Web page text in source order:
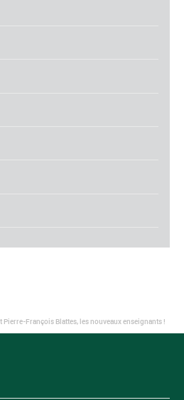
François Blattes, les nouveaux enseignants !